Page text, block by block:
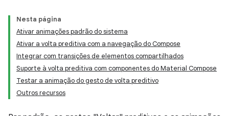
Nesta página
Ativar animações padrão do sistema
Ativar a volta preditiva com a navegação do Compose
Integrar com transições de elementos compartilhados
Suporte à volta preditiva com componentes do Material Compose
Testar a animação do gesto de volta preditivo
Outros recursos